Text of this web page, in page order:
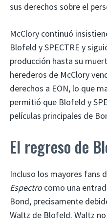
sus derechos sobre el
McClory continuó
Blofeld y SPECTRE y
producción hasta su
herederos de McClory
derechos a EON, lo que
permitió que Blofeld y
películas principales de
El regreso de
Incluso los mayores fans
Espectrocomo una
Bond, precisamente
Waltz de Blofeld. Waltz